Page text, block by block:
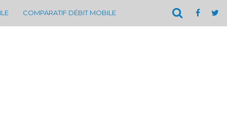
COMPARATIF DÉBIT MOBILE